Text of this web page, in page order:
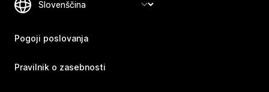
Pogoji poslovanja
Pravilnik o zasebnosti